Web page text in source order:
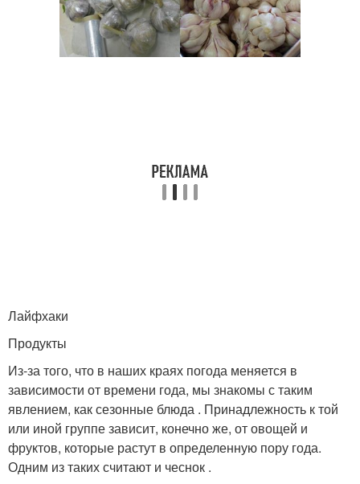
Лайфхаки
Продукты
Из-за того, что в наших краях погода меняется в
зависимости от времени года, мы знакомы с таким
явлением, как сезонные блюда . Принадлежность к той
или иной группе зависит, конечно же, от овощей и
фруктов, которые растут в определенную пору года.
Одним из таких считают и чеснок .